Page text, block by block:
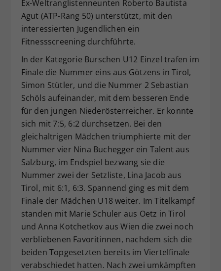
Ex-Weltranglistenneunten Roberto Bautista
Agut (ATP-Rang 50) unterstützt, mit den
interessierten Jugendlichen ein
Fitnessscreening durchführte.
In der Kategorie Burschen U12 Einzel trafen im
Finale die Nummer eins aus Götzens in Tirol,
Simon Stütler, und die Nummer 2 Sebastian
Schöls aufeinander, mit dem besseren Ende
für den jungen Niederösterreicher. Er konnte
sich mit 7:5, 6:2 durchsetzen. Bei den
gleichaltrigen Mädchen triumphierte mit der
Nummer vier Nina Buchegger ein Talent aus
Salzburg, im Endspiel bezwang sie die
Nummer zwei der Setzliste, Lina Jacob aus
Tirol, mit 6:1, 6:3. Spannend ging es mit dem
Finale der Mädchen U18 weiter. Im Titelkampf
standen mit Marie Schuler aus Oetz in Tirol
und Anna Kotchetkov aus Wien die zwei noch
verbliebenen Favoritinnen, nachdem sich die
beiden Topgesetzten bereits im Viertelfinale
verabschiedet hatten. Nach zwei umkämpften